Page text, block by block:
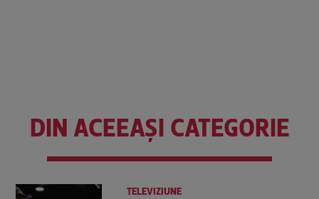
DIN ACEEAȘI CATEGORIE
TELEVIZIUNE